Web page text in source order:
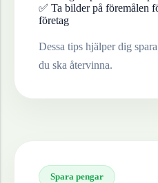
✅ Ta bilder på föremålen
företag
Dessa tips hjälper dig
du ska återvinna.
Spara pengar